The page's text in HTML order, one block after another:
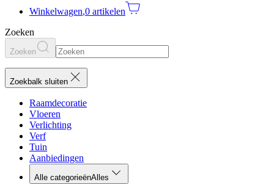
Winkelwagen,0 artikelen
Zoeken
Zoeken
Zoekbalk sluiten
Raamdecoratie
Vloeren
Verlichting
Verf
Tuin
Aanbiedingen
Alle categorieënAlles